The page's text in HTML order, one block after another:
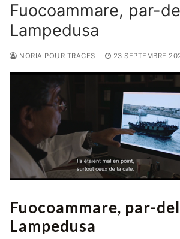
Fuocoammare, par-
Lampedusa
NORIA POUR TRACES 23 SEPTEMBRE
Fuocoammare, par-
Lampedusa